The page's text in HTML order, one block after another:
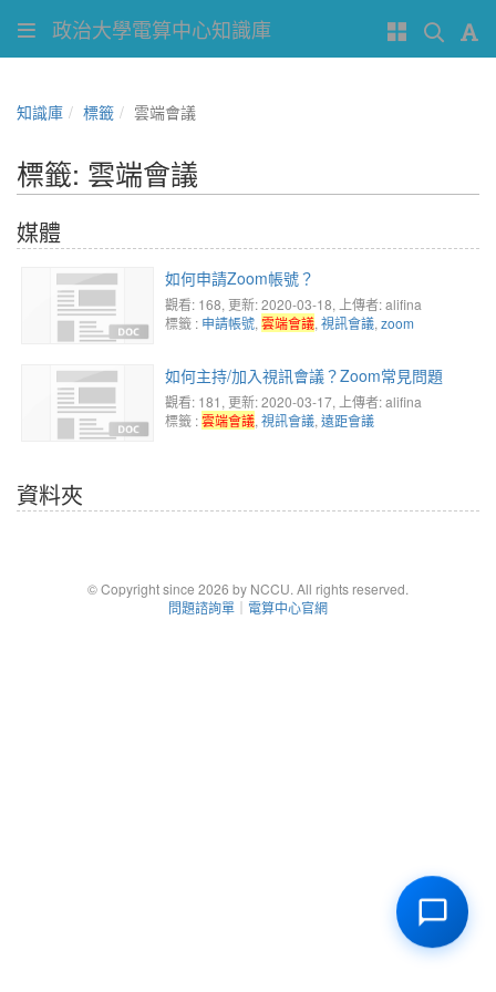
政治大學電算中心知識庫
知識庫 標籤 雲端會議
標籤: 雲端會議
媒體
如何申請Zoom帳號？
觀看: 168, 更新: 2020-03-18, 上傳者: alifina
標籤 : 申請帳號, 雲端會議, 視訊會議, zoom
如何主持/加入視訊會議？Zoom常見問題
觀看: 181 , 更新: 2020-03-17, 上傳者: alifina
標籤 :雲端會議, 視訊會議, 遠距會議
資料夾
© Copyright since 2026 by NCCU. All rights reserved.
問題諮詢單 ｜ 電算中心官網